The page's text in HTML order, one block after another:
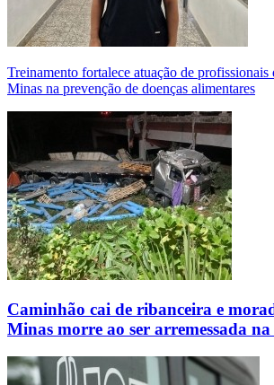
Treinamento fortalece atuação de profissionais
Minas na prevenção de doenças alimentares
Caminhão cai de ribanceira e
Minas morre ao ser arremessada